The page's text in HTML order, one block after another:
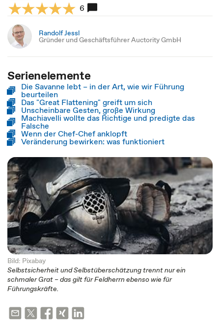
6
Randolf Jessl
Gründer und Geschäftsführer Auctority GmbH
Serienelemente
Die Savanne lebt – in der Art, wie wir Führung
beurteilen
Das "Great Flattening" greift um sich
Unscheinbare Gesten, große Wirkung
Machiavelli wollte das Richtige und predigte das
Falsche
Wenn der Chef-Chef anklopft
Veränderung bewirken: was funktioniert
Bild: Pixabay
Selbstsicherheit und Selbstüberschätzung trennt nur ein
schmaler Grat – das gilt für Feldherrn ebenso wie für
Führungskräfte.